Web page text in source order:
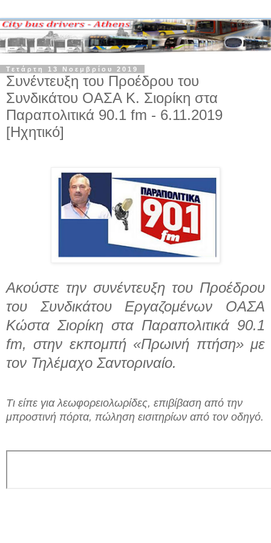
Τετάρτη 13 Νοεμβρίου 2019
Συνέντευξη του Προέδρου του
Συνδικάτου ΟΑΣΑ Κ. Σιορίκη στα
Παραπολιτικά 90.1 fm - 6.11.2019
[Ηχητικό]
Ακούστε την συνέντευξη του Προέδρου
του Συνδικάτου Εργαζομένων ΟΑΣΑ
Κώστα Σιορίκη στα Παραπολιτικά 90.1
fm, στην εκπομπή «Πρωινή πτήση» με
τον Τηλέμαχο Σαντοριναίο.
Τι είπε για λεωφορειολωρίδες, επιβίβαση από την
μπροστινή πόρτα, πώληση εισιτηρίων από τον οδηγό.